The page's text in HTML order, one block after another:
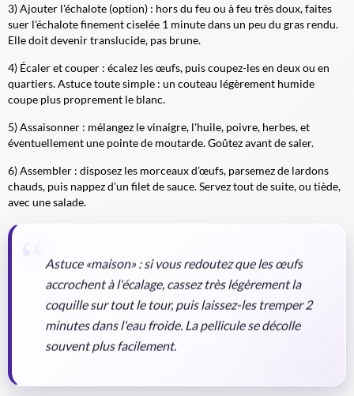
3) Ajouter l'échalote (option) : hors du feu ou à feu très doux, faites
suer l'échalote finement ciselée 1 minute dans un peu du gras rendu.
Elle doit devenir translucide, pas brune.
4) Écaler et couper : écalez les œufs, puis coupez-les en deux ou en
quartiers. Astuce toute simple : un couteau légèrement humide
coupe plus proprement le blanc.
5) Assaisonner : mélangez le vinaigre, l'huile, poivre, herbes, et
éventuellement une pointe de moutarde. Goûtez avant de saler.
6) Assembler : disposez les morceaux d'œufs, parsemez de lardons
chauds, puis nappez d'un filet de sauce. Servez tout de suite, ou tiède,
avec une salade.
Astuce «maison» : si vous redoutez que les œufs
accrochent à l'écalage, cassez très légèrement la
coquille sur tout le tour, puis laissez-les tremper 2
minutes dans l'eau froide. La pellicule se décolle
souvent plus facilement.